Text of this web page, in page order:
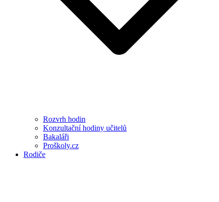
Rozvrh hodin
Konzultační hodiny učitelů
Bakaláři
Proškoly.cz
Rodiče